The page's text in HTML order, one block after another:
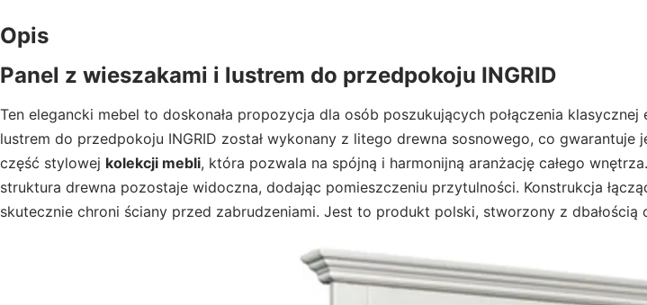
Opis
Panel z wieszakami i lustrem do przedpokoju INGRID
Ten elegancki mebel to doskonała propozycja dla osób poszukujących połączenia
lustrem do przedpokoju INGRID został wykonany z litego drewna sosnowego, co
część stylowej kolekcji mebli, która pozwala na spójną i harmonijną aranżację całego
struktura drewna pozostaje widoczna, dodając pomieszczeniu przytulności. Konstrukcja
skutecznie chroni ściany przed zabrudzeniami. Jest to produkt polski, stworzony z